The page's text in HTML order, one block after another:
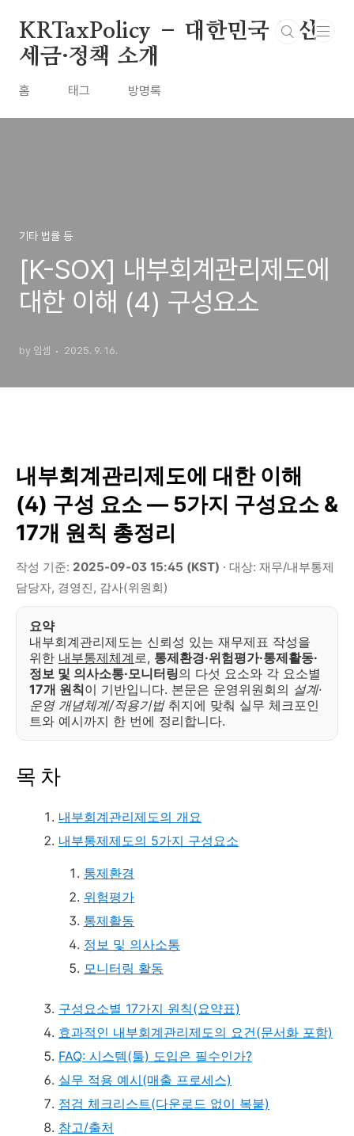
KRTaxPolicy – 대한민국 최신
세금·정책 소개
홈 태그 방명록
기타 법률 등
[K-SOX] 내부회계관리제도에
대한 이해 (4) 구성요소
by 임셈 2025. 9. 16.
내부회계관리제도에 대한 이해
(4) 구성 요소 — 5가지 구성요소 &
17개 원칙 총정리
작성 기준: 2025-09-03 15:45 (KST) · 대상: 재무/내부통제
담당자, 경영진, 감사(위원회)
요약
내부회계관리제도는 신뢰성 있는 재무제표 작성을
위한 내부통제체계로, 통제환경·위험평가·통제활동·
정보 및 의사소통·모니터링의 다섯 요소와 각 요소별
17개 원칙이 기반입니다. 본문은 운영위원회의 설계·
운영 개념체계/적용기법취지에 맞춰 실무 체크포인
트와 예시까지 한 번에 정리합니다.
목 차
내부회계관리제도의 개요
내부통제제도의 5가지 구성요소
통제환경
위험평가
통제활동
정보 및 의사소통
모니터링 활동
구성요소별 17가지 원칙(요약표)
효과적인 내부회계관리제도의 요건(문서화 포함)
FAQ: 시스템(툴) 도입은 필수인가?
실무 적용 예시(매출 프로세스)
점검 체크리스트(다운로드 없이 복붙)
참고/출처